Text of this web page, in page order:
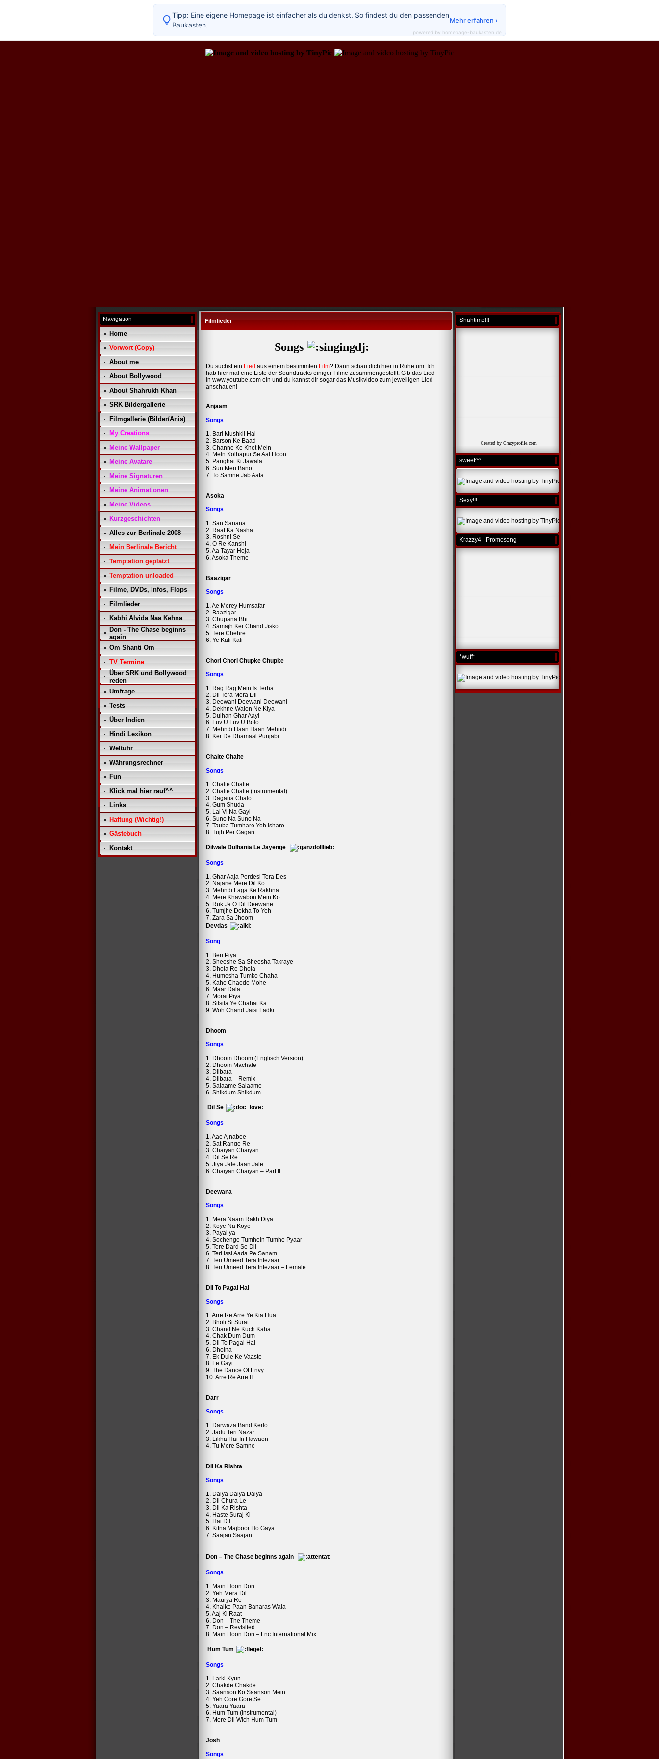
Navigation
Home
Vorwort (Copy)
About me
About Bollywood
About Shahrukh Khan
SRK Bildergallerie
Filmgallerie (Bilder/Anis)
My Creations
Meine Wallpaper
Meine Avatare
Meine Signaturen
Meine Animationen
Meine Videos
Kurzgeschichten
Alles zur Berlinale 2008
Mein Berlinale Bericht
Temptation geplatzt
Temptation unloaded
Filme, DVDs, Infos, Flops
Filmlieder
Kabhi Alvida Naa Kehna
Don - The Chase beginns
again
Om Shanti Om
TV Termine
Über SRK und Bollywood
reden
Umfrage
Tests
Über Indien
Hindi Lexikon
Weltuhr
Währungsrechner
Fun
Klick mal hier rauf^^
Links
Haftung (Wichtig!)
Gästebuch
Kontakt
Filmlieder
Songs
Du suchst ein Lied aus einem bestimmten Film? Dann schau dich hier in Ruhe um. Ich
hab hier mal eine Liste der Soundtracks einiger Filme zusammengestellt. Gib das Lied
in www.youtube.com ein und du kannst dir sogar das Musikvideo zum jeweiligen Lied
anschauen!
Anjaam
Songs
1. Bari Mushkil Hai
2. Barson Ke Baad
3. Channe Ke Khet Mein
4. Mein Kolhapur Se Aai Hoon
5. Parighat Ki Jawala
6. Sun Meri Bano
7. To Samne Jab Aata
Asoka
Songs
1. San Sanana
2. Raat Ka Nasha
3. Roshni Se
4. O Re Kanshi
5. Aa Tayar Hoja
6. Asoka Theme
Baazigar
Songs
1. Ae Merey Humsafar
2. Baazigar
3. Chupana Bhi
4. Samajh Ker Chand Jisko
5. Tere Chehre
6. Ye Kali Kali
Chori Chori Chupke Chupke
Songs
1. Rag Rag Mein Is Terha
2. Dil Tera Mera Dil
3. Deewani Deewani Deewani
4. Dekhne Walon Ne Kiya
5. Dulhan Ghar Aayi
6. Luv U Luv U Bolo
7. Mehndi Haan Haan Mehndi
8. Ker De Dhamaal Punjabi
Chalte Chalte
Songs
1. Chalte Chalte
2. Chalte Chalte (instrumental)
3. Dagaria Chalo
4. Gum Shuda
5. Lai Vi Na Gayi
6. Suno Na Suno Na
7. Tauba Tumhare Yeh Ishare
8. Tujh Per Gagan
Dilwale Dulhania Le Jayenge
Songs
1. Ghar Aaja Perdesi Tera Des
2. Najane Mere Dil Ko
3. Mehndi Laga Ke Rakhna
4. Mere Khawabon Mein Ko
5. Ruk Ja O Dil Deewane
6. Tumjhe Dekha To Yeh
7. Zara Sa Jhoom
Devdas
Song
1. Beri Piya
2. Sheeshe Sa Sheesha Takraye
3. Dhola Re Dhola
4. Humesha Tumko Chaha
5. Kahe Chaede Mohe
6. Maar Dala
7. Morai Piya
8. Silsila Ye Chahat Ka
9. Woh Chand Jaisi Ladki
Dhoom
Songs
1. Dhoom Dhoom (Englisch Version)
2. Dhoom Machale
3. Dilbara
4. Dilbara – Remix
5. Salaame Salaame
6. Shikdum Shikdum
Dil Se
Songs
1. Aae Ajnabee
2. Sat Range Re
3. Chaiyan Chaiyan
4. Dil Se Re
5. Jiya Jale Jaan Jale
6. Chaiyan Chaiyan – Part II
Deewana
Songs
1. Mera Naam Rakh Diya
2. Koye Na Koye
3. Payaliya
4. Sochenge Tumhein Tumhe Pyaar
5. Tere Dard Se Dil
6. Teri Issi Aada Pe Sanam
7. Teri Umeed Tera Intezaar
8. Teri Umeed Tera Intezaar – Female
Dil To Pagal Hai
Songs
1. Arre Re Arre Ye Kia Hua
2. Bholi Si Surat
3. Chand Ne Kuch Kaha
4. Chak Dum Dum
5. Dil To Pagal Hai
6. Dholna
7. Ek Duje Ke Vaaste
8. Le Gayi
9. The Dance Of Envy
10. Arre Re Arre II
Darr
Songs
1. Darwaza Band Kerlo
2. Jadu Teri Nazar
3. Likha Hai In Hawaon
4. Tu Mere Samne
Dil Ka Rishta
Songs
1. Daiya Daiya Daiya
2. Dil Chura Le
3. Dil Ka Rishta
4. Haste Suraj Ki
5. Hai Dil
6. Kitna Majboor Ho Gaya
7. Saajan Saajan
Don – The Chase beginns again
Songs
1. Main Hoon Don
2. Yeh Mera Dil
3. Maurya Re
4. Khaike Paan Banaras Wala
5. Aaj Ki Raat
6. Don – The Theme
7. Don – Revisited
8. Main Hoon Don – Fnc International Mix
Hum Tum
Songs
1. Larki Kyun
2. Chakde Chakde
3. Saanson Ko Saanson Mein
4. Yeh Gore Gore Se
5. Yaara Yaara
6. Hum Tum (instrumental)
7. Mere Dil Wich Hum Tum
Josh
Songs
Shahtime!!!
Created by Crazyprofile.com
sweet^^
Sexy!!!
Krazzy4 - Promosong
*wuff*
Tipp: Eine eigene Homepage ist einfacher als du denkst. So findest du den passenden
Baukasten.
Mehr erfahren ›
powered by homepage-baukasten.de